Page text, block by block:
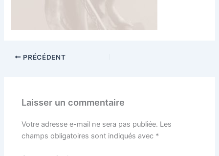
PRÉCÉDENT
Laisser un commentaire
Votre adresse e-mail ne sera pas publiée. Les
champs obligatoires sont indiqués avec *